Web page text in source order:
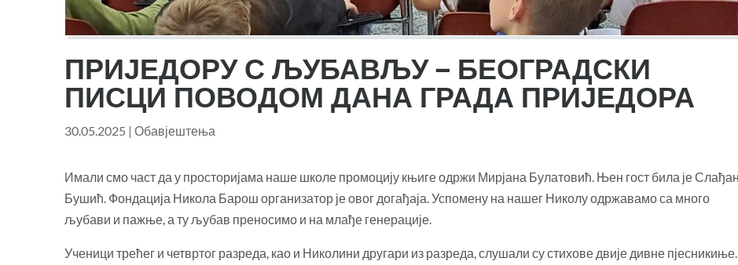
ПРИЈЕДОРУ С ЉУБАВЉУ – БЕОГРАДСКИ
ПИСЦИ ПОВОДОМ ДАНА ГРАДА ПРИЈЕДОРА
30.05.2025 | Обавјештења
Имали смо част да у просторијама наше школе промоцију књиге одржи Мирјана Булатовић. Њен гост била је
Бушић. Фондација Никола Барош организатор је овог догађаја. Успомену на нашег Николу одржавамо са много
љубави и пажње, а ту љубав преносимо и на млађе генерације.
Ученици трећег и четвртог разреда, као и Николини другари из разреда, слушали су стихове двије дивне пјесникиње.